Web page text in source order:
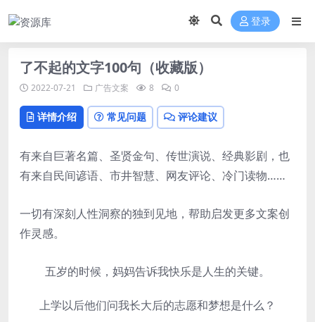
登录
了不起的文字100句（收藏版）
2022-07-21 广告文案 8 0
详情介绍 常见问题 评论建议
有来自巨著名篇、圣贤金句、传世演说、经典影剧，也
有来自民间谚语、市井智慧、网友评论、冷门读物……
一切有深刻人性洞察的独到见地，帮助启发更多文案创
作灵感。
五岁的时候，妈妈告诉我快乐是人生的关键。
上学以后他们问我长大后的志愿和梦想是什么？